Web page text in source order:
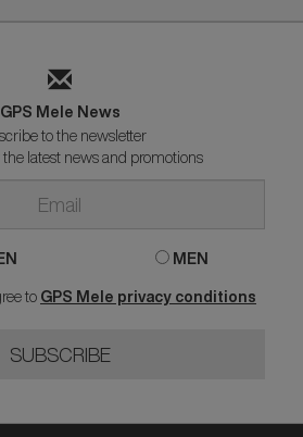
GPS Mele News
to the newsletter
latest news and promotions
MEN
to GPS Mele privacy conditions
SUBSCRIBE